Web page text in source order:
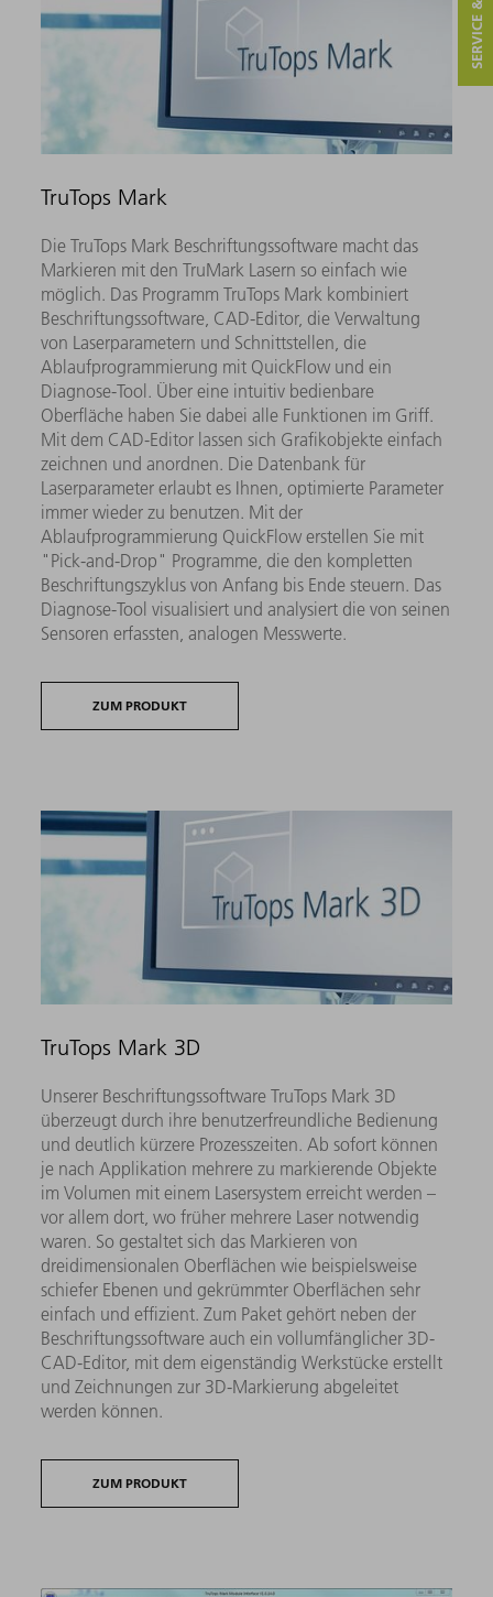
TruTops Mark
Die TruTops Mark Beschriftungssoftware macht das
Markieren mit den TruMark Lasern so einfach wie
möglich. Das Programm TruTops Mark kombiniert
Beschriftungssoftware, CAD-Editor, die Verwaltung
von Laserparametern und Schnittstellen, die
Ablaufprogrammierung mit QuickFlow und ein
Diagnose-Tool. Über eine intuitiv bedienbare
Oberfläche haben Sie dabei alle Funktionen im Griff.
Mit dem CAD-Editor lassen sich Grafikobjekte einfach
zeichnen und anordnen. Die Datenbank für
Laserparameter erlaubt es Ihnen, optimierte Parameter
immer wieder zu benutzen. Mit der
Ablaufprogrammierung QuickFlow erstellen Sie mit
"Pick-and-Drop" Programme, die den kompletten
Beschriftungszyklus von Anfang bis Ende steuern. Das
Diagnose-Tool visualisiert und analysiert die von seinen
Sensoren erfassten, analogen Messwerte.
ZUM PRODUKT
TruTops Mark 3D
Unserer Beschriftungssoftware TruTops Mark 3D
überzeugt durch ihre benutzerfreundliche Bedienung
und deutlich kürzere Prozesszeiten. Ab sofort können
je nach Applikation mehrere zu markierende Objekte
im Volumen mit einem Lasersystem erreicht werden –
vor allem dort, wo früher mehrere Laser notwendig
waren. So gestaltet sich das Markieren von
dreidimensionalen Oberflächen wie beispielsweise
schiefer Ebenen und gekrümmter Oberflächen sehr
einfach und effizient. Zum Paket gehört neben der
Beschriftungssoftware auch ein vollumfänglicher 3D-
CAD-Editor, mit dem eigenständig Werkstücke erstellt
und Zeichnungen zur 3D-Markierung abgeleitet
werden können.
ZUM PRODUKT